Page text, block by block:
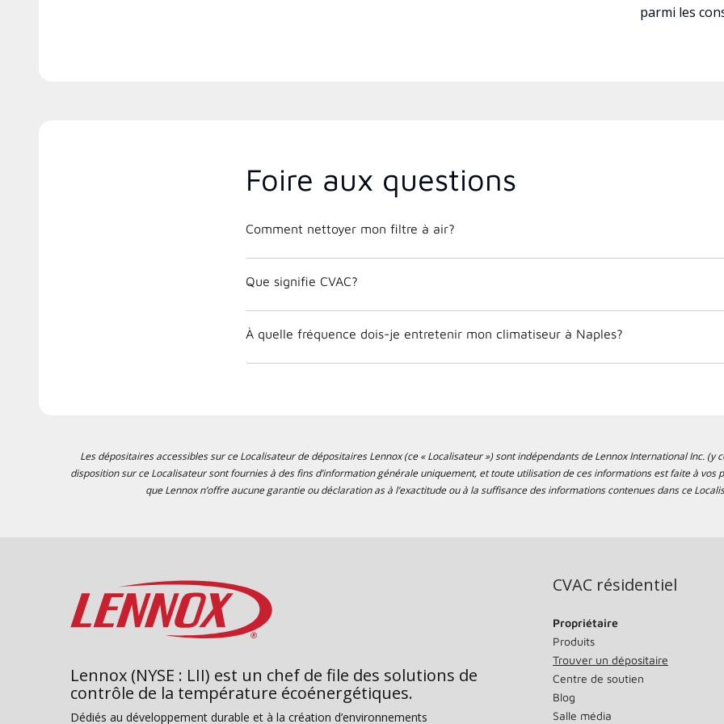
parmi les
Foire aux questions
Comment nettoyer mon filtre à air?
Que signifie CVAC?
À quelle fréquence dois-je entretenir mon climatiseur à Naples?
Les dépositaires accessibles sur ce Localisateur de dépositaires Lennox (ce « Localisateur ») sont indépendants de Lennox International Inc.
disposition sur ce Localisateur sont fournies à des fins d’information générale uniquement, et toute utilisation de ces informations est faite à vos
que Lennox n’offre aucune garantie ou déclaration as à l’exactitude ou à la suffisance des informations contenues dans ce
Lennox (NYSE : LII) est un chef de file des solutions de
contrôle de la température écoénergétiques.
Dédiés au développement durable et à la création d’environnements
CVAC résidentiel
Propriétaire
Produits
Trouver un dépositaire
Centre de soutien
Blog
Salle média